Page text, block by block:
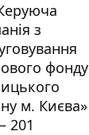
з
фонду
м. Києва»
201